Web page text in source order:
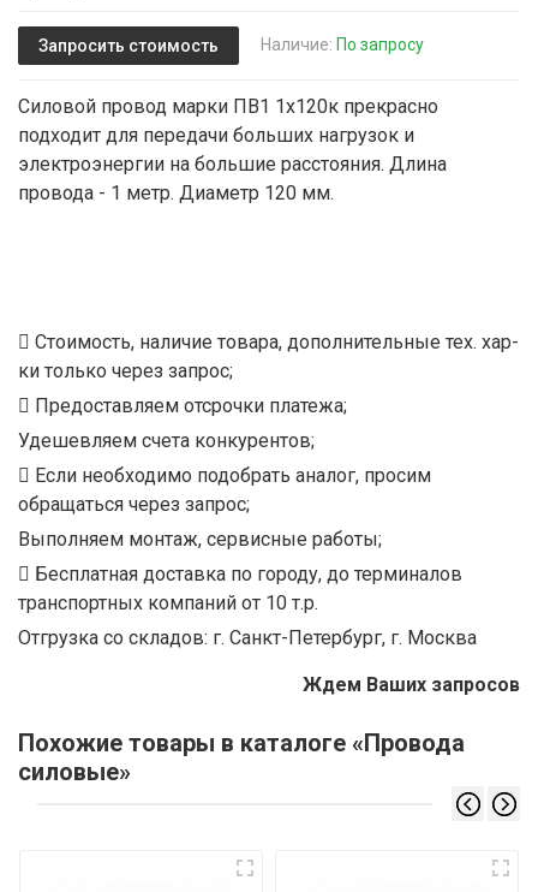
Запросить стоимость Наличие: По запросу
Силовой провод марки ПВ1 1х120к прекрасно
подходит для передачи больших нагрузок и
электроэнергии на большие расстояния. Длина
провода - 1 метр. Диаметр 120 мм.
Стоимость, наличие товара, дополнительные тех. хар-
ки только через запрос;
Предоставляем отсрочки платежа;
Удешевляем счета конкурентов;
Если необходимо подобрать аналог, просим
обращаться через запрос;
Выполняем монтаж, сервисные работы;
Бесплатная доставка по городу, до терминалов
транспортных компаний от 10 т.р.
Отгрузка со складов: г. Санкт-Петербург, г. Москва
Ждем Ваших запросов
Похожие товары в каталоге «Провода
силовые»